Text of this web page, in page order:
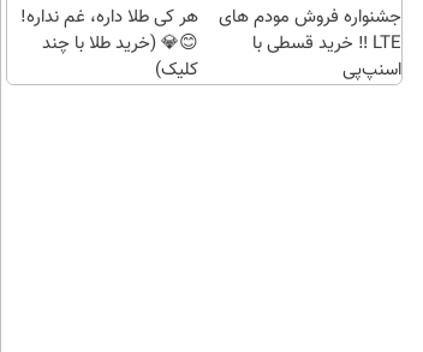
جشنواره فروش مودم های
LTE ‼️ خرید قسطی با
اسنپ‌پی
هر کی طلا داره، غم نداره!
😊💎 (خرید طلا با چند
کلیک)